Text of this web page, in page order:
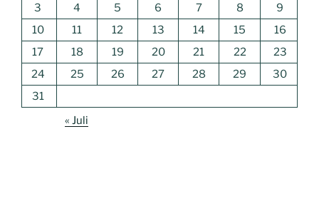
3
4 5 6 7 8
9
10
11 12 13 14 15
16
17
18 19 20 21 22
23
24
25 26 27 28 29
30
31
« Juli